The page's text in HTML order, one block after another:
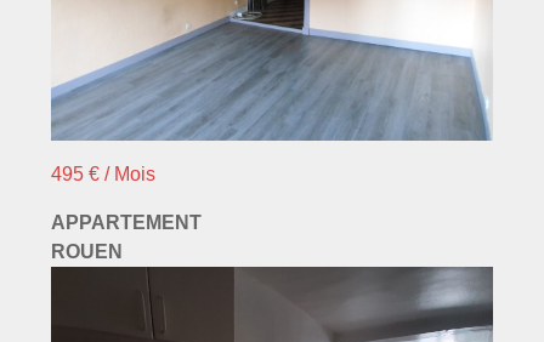
495 € / Mois
APPARTEMENT
ROUEN